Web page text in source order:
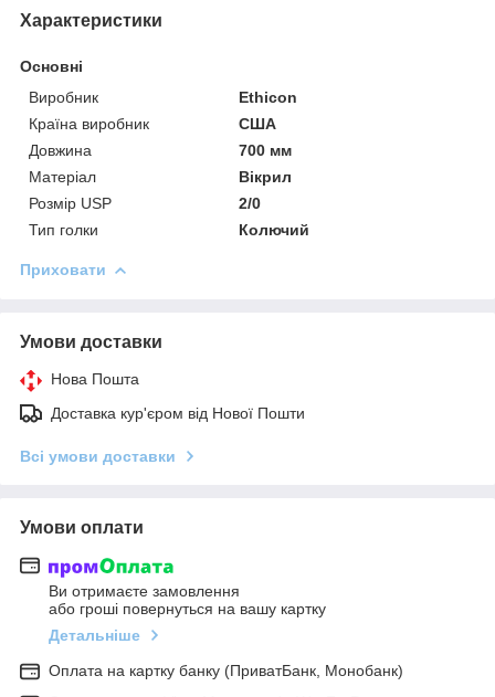
Характеристики
Основні
Виробник
Ethicon
Країна виробник
США
Довжина
700 мм
Матеріал
Вікрил
Розмір USP
2/0
Тип голки
Колючий
Приховати
Умови доставки
Нова Пошта
Доставка кур'єром від Нової Пошти
Всі умови доставки
Умови оплати
Ви отримаєте замовлення
або гроші повернуться на вашу картку
Детальніше
Оплата на картку банку (ПриватБанк, Монобанк)